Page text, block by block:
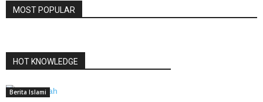
MOST POPULAR
HOT KNOWLEDGE
Berita Islami